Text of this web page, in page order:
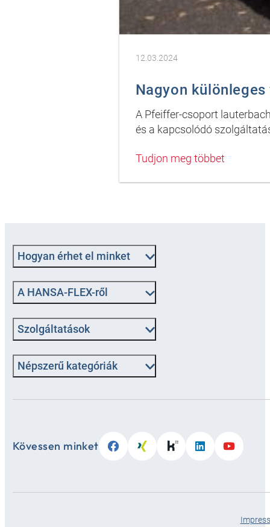
12.03.2024
Nagyon
A Pfeiffer-csoport
és a kapcsolódó
Tudjon meg többet
Hogyan érhet el minket
A HANSA-FLEX-ről
Szolgáltatások
Népszerű kategóriák
Kövessen minket